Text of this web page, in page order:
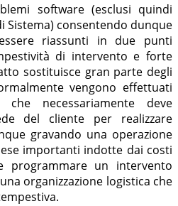
software (esclusi quindi
Sistema) consentendo dunque
riassunti in due punti
di intervento e forte
sostituisce gran parte degli
vengono effettuati
necessariamente deve
del cliente per realizzare
gravando una operazione
importanti indotte dai costi
programmare un intervento
organizzazione logistica che